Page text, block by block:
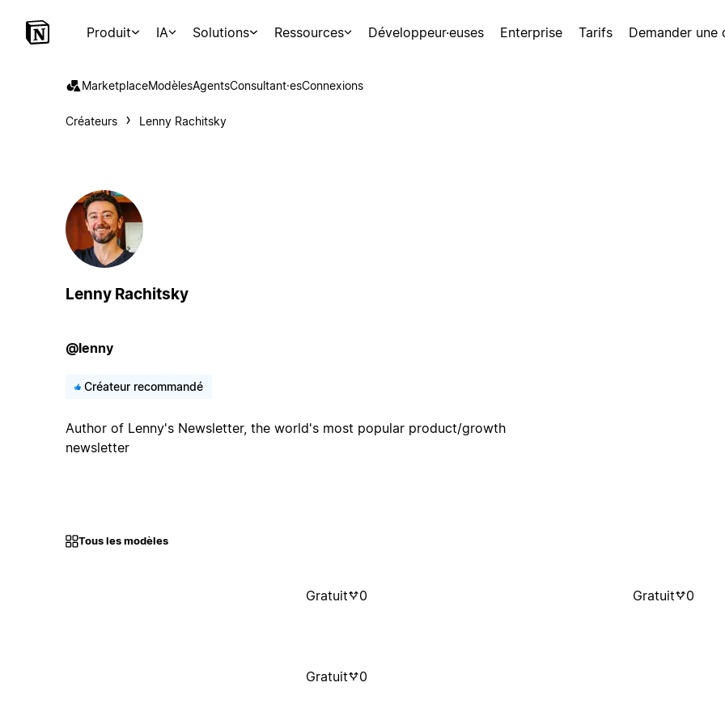
Produit IA Solutions Ressources Développeur·euses Enterprise Tarifs Demander une
MarketplaceModèlesAgentsConsultant·esConnexions
Créateurs Lenny Rachitsky
Lenny Rachitsky
@lenny
Créateur recommandé
Author of Lenny's Newsletter, the world's most popular product/growth
newsletter
Tous les modèles
Gratuit 0 Gratuit 0
Gratuit 0